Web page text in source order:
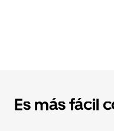
Es más fácil